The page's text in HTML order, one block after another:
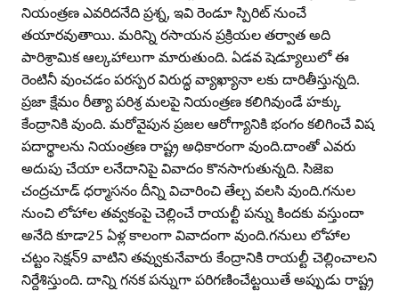
నియంత్రణ ఎవరిదనేది ప్రశ్న, ఇవి రెండూ స్పిరిట్‌ నుంచే
తయారవుతాయి. మరిన్ని రసాయన ప్రక్రియల తర్వాత అది
పారిశ్రామిక ఆల్కహాలుగా మారుతుంది. ఏడవ షెడ్యూలులో ఈ
రెంటినీ వుంచడం పరస్పర విరుద్ధ వ్యాఖ్యానా లకు దారితీస్తున్నది.
ప్రజా క్షేమం రీత్యా పరిశ్ర మలపై నియంత్రణ కలిగివుండే హక్కు
కేంద్రానికి వుంది. మరోవైపున ప్రజల ఆరోగ్యానికి భంగం కలిగించే విష
పదార్థాలను నియంత్రణ రాష్ట్ర అధికారంగా వుంది.దాంతో ఎవరు
అదుపు చేయా లనేదానిపై వివాదం కొనసాగుతున్నది. సిజెఐ
చంద్రచూడ్‌ ధర్మాసనం దీన్ని విచారించి తేల్చ వలసి వుంది.గనుల
నుంచి లోహాల తవ్వకంపై చెల్లించే రాయల్టీ పన్ను కిందకు వస్తుందా
అనేది కూడా25 ఏళ్ల కాలంగా వివాదంగా వుంది.గనులు లోహాల
చట్టం సెక్షన్‌9 వాటిని తవ్వుకునేవారు కేంద్రానికి రాయల్టీ చెల్లించాలని
నిర్దేశిస్తుంది. దాన్ని గనక పన్నుగా పరిగణించేట్టయితే అప్పుడు రాష్ట్ర